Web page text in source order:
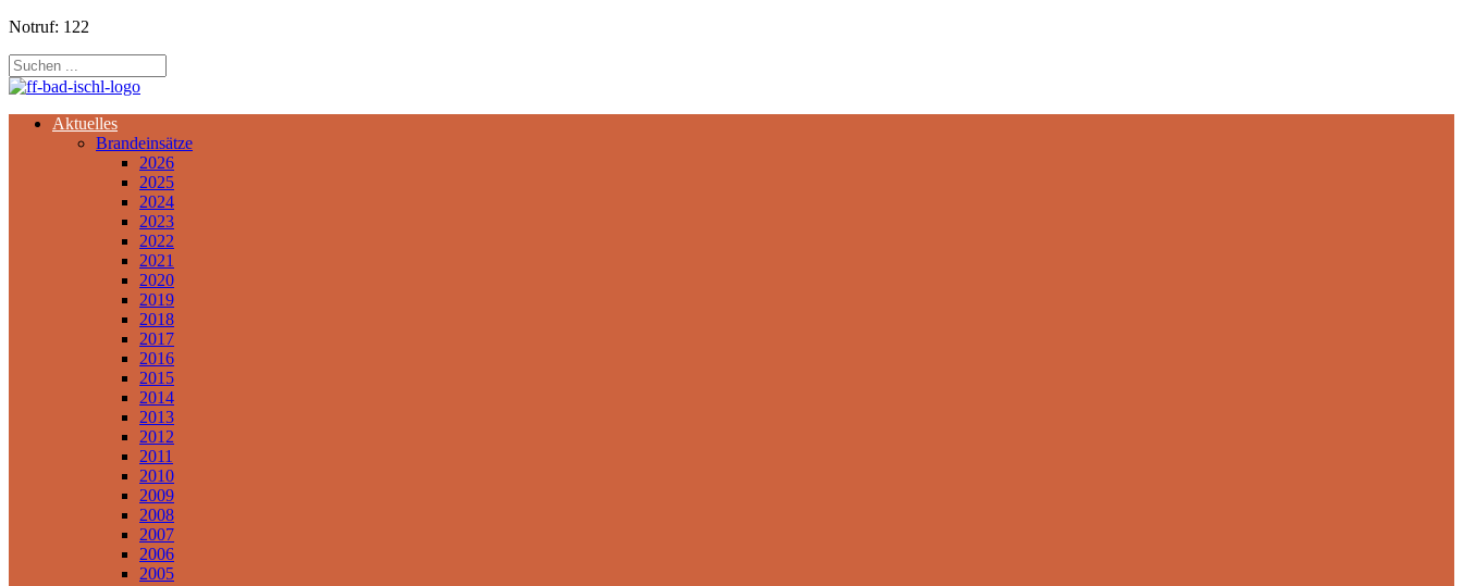
Notruf: 122
Aktuelles
Brandeinsätze
2026
2025
2024
2023
2022
2021
2020
2019
2018
2017
2016
2015
2014
2013
2012
2011
2010
2009
2008
2007
2006
2005